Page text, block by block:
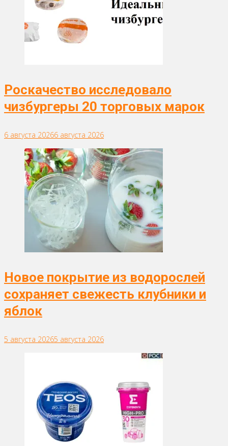
Роскачество исследовало
чизбургеры 20 торговых марок
6 августа 20266 августа 2026
Новое покрытие из водорослей
сохраняет свежесть клубники и
яблок
5 августа 20265 августа 2026